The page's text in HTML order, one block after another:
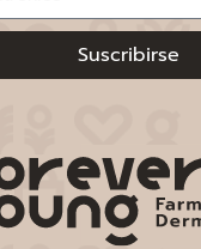
Suscribirse